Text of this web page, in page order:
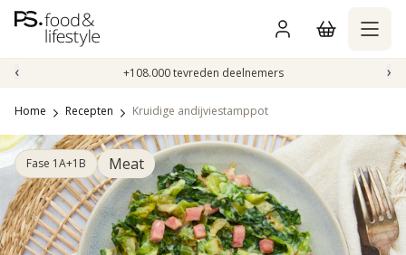
Naar
inhoud
‹ +108.000 tevreden deelnemers ›
Home Recepten Kruidige andijviestamppot
Fase 1A+1B Meat